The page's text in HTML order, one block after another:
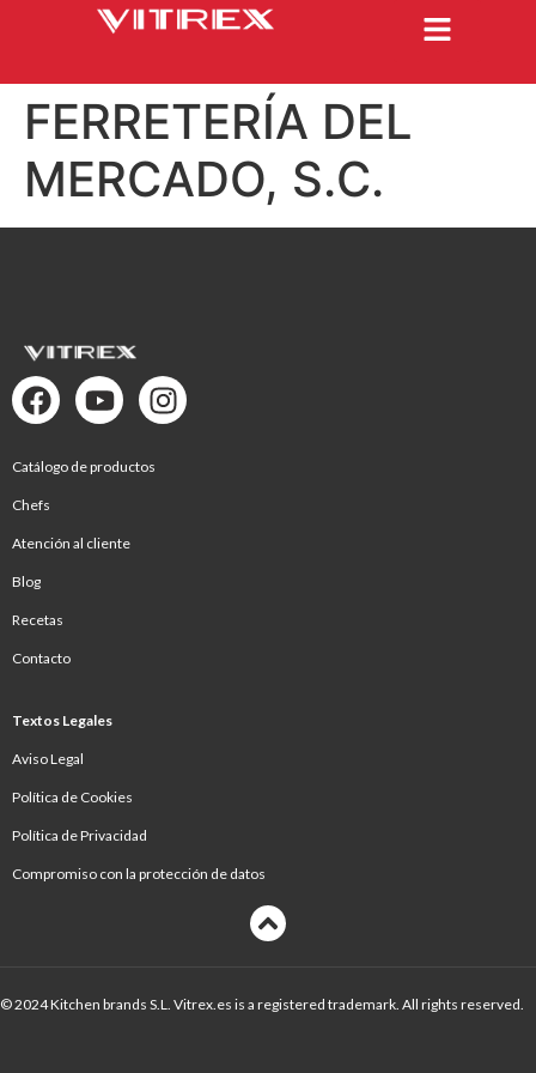
FERRETERÍA DEL
MERCADO, S.C.
Catálogo de productos
Chefs
Atención al cliente
Blog
Recetas
Contacto
Textos Legales
Aviso Legal
Política de Cookies
Política de Privacidad
Compromiso con la protección de datos
© 2024 Kitchen brands S.L. Vitrex.es is a registered trademark. All rights reserved.